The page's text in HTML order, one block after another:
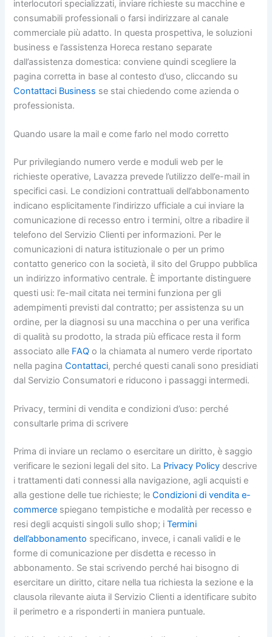
interlocutori specializzati, inviare richieste su macchine e
consumabili professionali o farsi indirizzare al canale
commerciale più adatto. In questa prospettiva, le soluzioni
business e l’assistenza Horeca restano separate
dall’assistenza domestica: conviene quindi scegliere la
pagina corretta in base al contesto d’uso, cliccando su
Contattaci Business se stai chiedendo come azienda o
professionista.
Quando usare la mail e come farlo nel modo corretto
Pur privilegiando numero verde e moduli web per le
richieste operative, Lavazza prevede l’utilizzo dell’e-mail in
specifici casi. Le condizioni contrattuali dell’abbonamento
indicano esplicitamente l’indirizzo ufficiale a cui inviare la
comunicazione di recesso entro i termini, oltre a ribadire il
telefono del Servizio Clienti per informazioni. Per le
comunicazioni di natura istituzionale o per un primo
contatto generico con la società, il sito del Gruppo pubblica
un indirizzo informativo centrale. È importante distinguere
questi usi: l’e-mail citata nei termini funziona per gli
adempimenti previsti dal contratto; per assistenza su un
ordine, per la diagnosi su una macchina o per una verifica
di qualità su prodotto, la strada più efficace resta il form
associato alle FAQ o la chiamata al numero verde riportato
nella paginaContattaci, perché questi canali sono presidiati
dal Servizio Consumatori e riducono i passaggi intermedi.
Privacy, termini di vendita e condizioni d’uso: perché
consultarle prima di scrivere
Prima di inviare un reclamo o esercitare un diritto, è saggio
verificare le sezioni legali del sito. La Privacy Policy descrive
i trattamenti dati connessi alla navigazione, agli acquisti e
alla gestione delle tue richieste; leCondizioni di vendita e-
commerce spiegano tempistiche e modalità per recesso e
resi degli acquisti singoli sullo shop; iTermini
dell’abbonamento specificano, invece, i canali validi e le
forme di comunicazione per disdetta e recesso in
abbonamento. Se stai scrivendo perché hai bisogno di
esercitare un diritto, citare nella tua richiesta la sezione e la
clausola rilevante aiuta il Servizio Clienti a identificare subito
il perimetro e a risponderti in maniera puntuale.